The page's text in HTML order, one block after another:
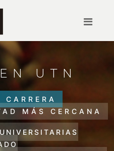
UTN
MÁS CERCANA